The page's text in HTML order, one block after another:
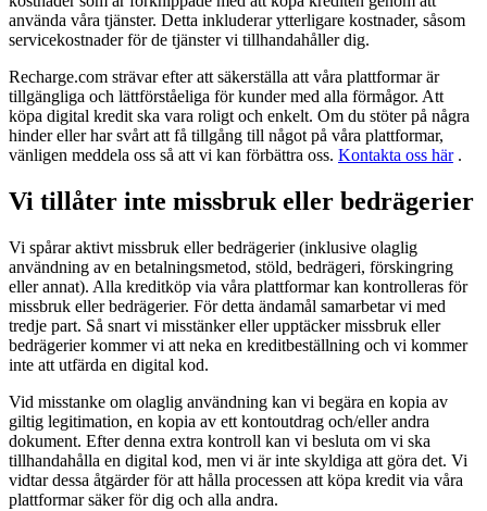
använda våra tjänster. Detta inkluderar ytterligare kostnader, såsom
servicekostnader för de tjänster vi tillhandahåller dig.
Recharge.com strävar efter att säkerställa att våra plattformar är
tillgängliga och lättförståeliga för kunder med alla förmågor. Att
köpa digital kredit ska vara roligt och enkelt. Om du stöter på några
hinder eller har svårt att få tillgång till något på våra plattformar,
vänligen meddela oss så att vi kan förbättra oss. Kontakta oss här.
Vi tillåter inte missbruk eller bedrägerier
Vi spårar aktivt missbruk eller bedrägerier (inklusive olaglig
användning av en betalningsmetod, stöld, bedrägeri, förskingring
eller annat). Alla kreditköp via våra plattformar kan kontrolleras för
missbruk eller bedrägerier. För detta ändamål samarbetar vi med
tredje part. Så snart vi misstänker eller upptäcker missbruk eller
bedrägerier kommer vi att neka en kreditbeställning och vi kommer
inte att utfärda en digital kod.
Vid misstanke om olaglig användning kan vi begära en kopia av
giltig legitimation, en kopia av ett kontoutdrag och/eller andra
dokument. Efter denna extra kontroll kan vi besluta om vi ska
tillhandahålla en digital kod, men vi är inte skyldiga att göra det. Vi
vidtar dessa åtgärder för att hålla processen att köpa kredit via våra
plattformar säker för dig och alla andra.